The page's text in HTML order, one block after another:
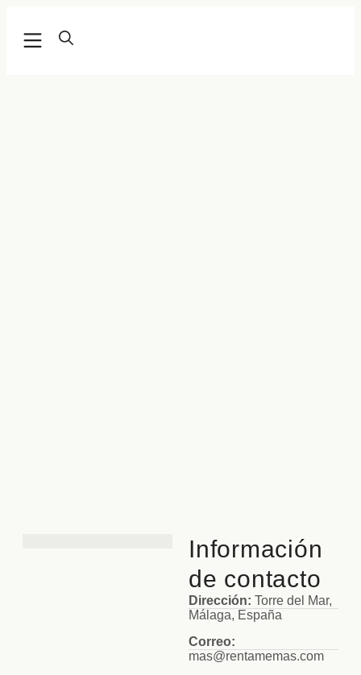
Información
de contacto
Dirección: Torre del Mar,
Málaga, España
Correo:
mas@rentamemas.com